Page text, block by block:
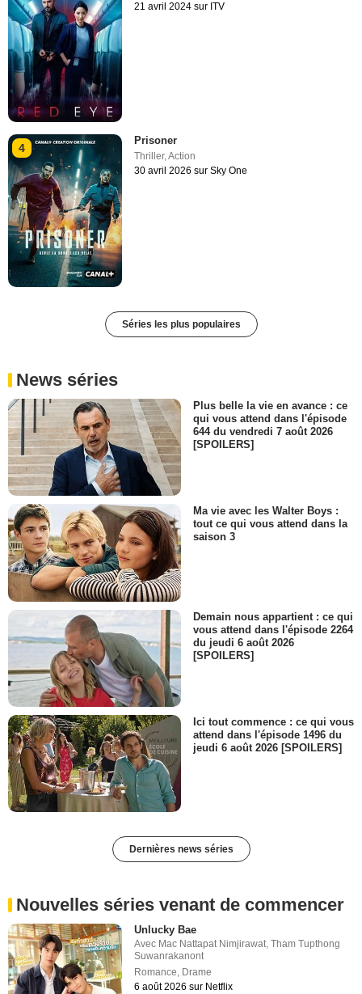
21 avril 2024 sur ITV
4
Prisoner
Thriller,Action
30 avril 2026 sur Sky One
Séries les plus populaires
News séries
Plus belle la vie en avance : ce
qui vous attend dans l'épisode
644 du vendredi 7 août 2026
[SPOILERS]
Ma vie avec les Walter Boys :
tout ce qui vous attend dans la
saison 3
Demain nous appartient : ce qui
vous attend dans l'épisode 2264
du jeudi 6 août 2026
[SPOILERS]
Ici tout commence : ce qui vous
attend dans l'épisode 1496 du
jeudi 6 août 2026 [SPOILERS]
Dernières news séries
Nouvelles séries venant de commencer
Unlucky Bae
Avec Mac Nattapat Nimjirawat,Tham Tupthong
Suwanrakanont
Romance, Drame
6 août 2026 sur Netflix